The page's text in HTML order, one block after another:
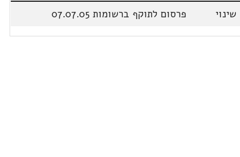
שינוי פרסום לתוקף ברשומות 07.07.05